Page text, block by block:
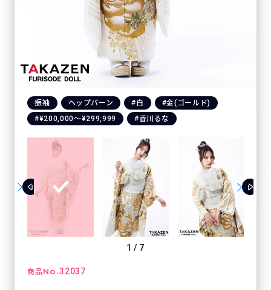
振袖 ヘップバーン #白
#金(ゴールド)
#¥200,000〜¥299,999
#香川るな
1 / 7
商品No.32037